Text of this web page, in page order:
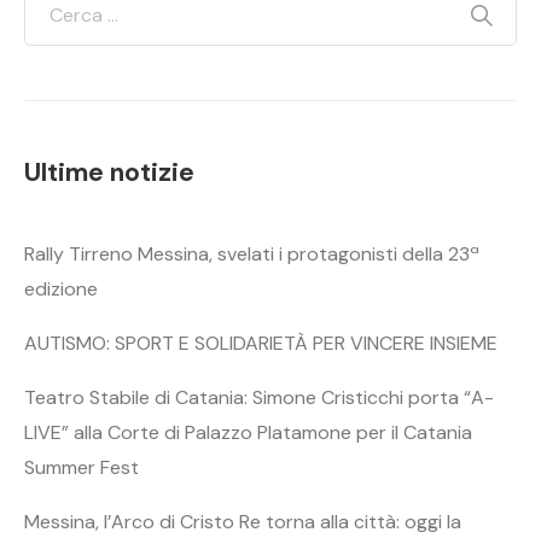
Ultime notizie
Rally Tirreno Messina, svelati i protagonisti della 23ª
edizione
AUTISMO: SPORT E SOLIDARIETÀ PER VINCERE INSIEME
Teatro Stabile di Catania: Simone Cristicchi porta “A-
LIVE” alla Corte di Palazzo Platamone per il Catania
Summer Fest
Messina, l’Arco di Cristo Re torna alla città: oggi la